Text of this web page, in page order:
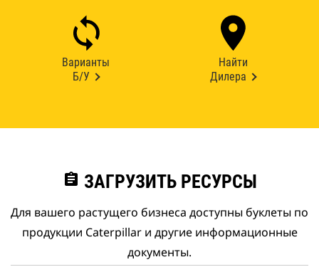
Варианты
Б/У
Найти
Дилера
assignment ЗАГРУЗИТЬ РЕСУРСЫ
Для вашего растущего бизнеса доступны буклеты по
продукции Caterpillar и другие информационные
документы.